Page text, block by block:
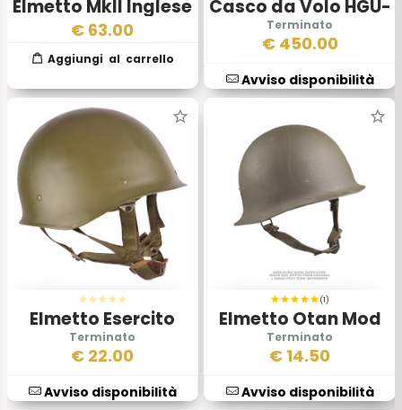
Elmetto MkII Inglese
€ 63.00
Casco da Volo HGU-
26/P – Era Vietnam
Originale
€ 450.00
Avviso disponibilità
Elmetto Esercito
Francese Mod 1978
Para
€ 22.00
Avviso disponibilità
(1)
Elmetto Otan Mod
1951 Senza Interno
€ 14.50
Avviso disponibilità